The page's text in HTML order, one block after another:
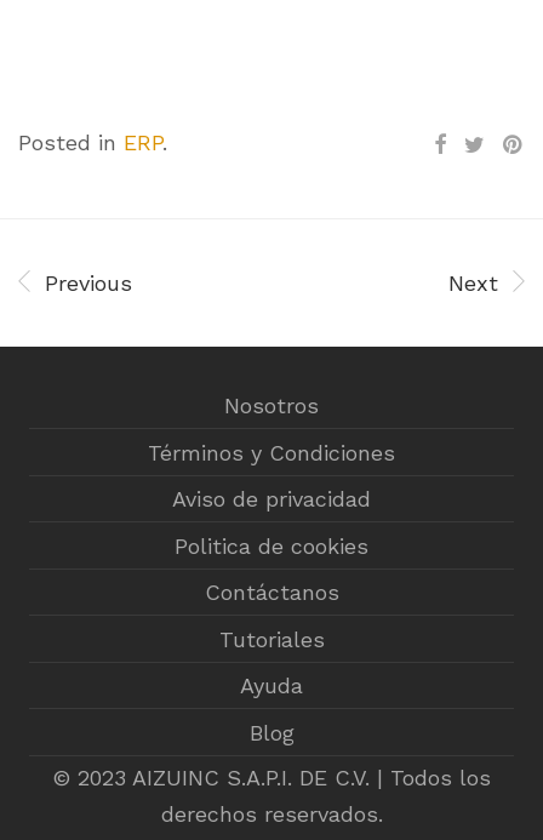
Posted in ERP.
Previous Next
Nosotros
Términos y Condiciones
Aviso de privacidad
Politica de cookies
Contáctanos
Tutoriales
Ayuda
Blog
© 2023 AIZUINC S.A.P.I. DE C.V. | Todos los
derechos reservados.